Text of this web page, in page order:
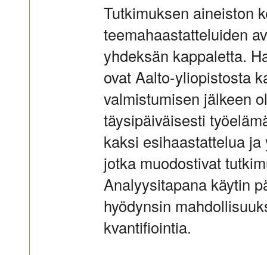
Tutkimuksen aineiston
teemahaastatteluiden
yhdeksän kappaletta.
ovat Aalto-yliopistosta
valmistumisen jälkeen
täysipäiväisesti
kaksi esihaastattelua
jotka muodostivat
Analyysitapana käytin
hyödynsin
kvantifiointia.